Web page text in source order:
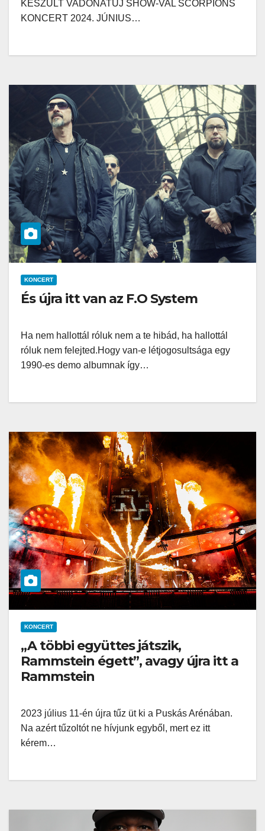
KÉSZÜLT VADONATÚJ SHOW-VAL SCORPIONS
KONCERT 2024. JÚNIUS…
KONCERT
És újra itt van az F.O System
Ha nem hallottál róluk nem a te hibád, ha hallottál
róluk nem felejted.Hogy van-e létjogosultsága egy
1990-es demo albumnak így…
KONCERT
„A többi együttes játszik,
Rammstein égett”, avagy újra itt a
Rammstein
2023 július 11-én újra tűz üt ki a Puskás Arénában.
Na azért tűzoltót ne hívjunk egyből, mert ez itt
kérem…